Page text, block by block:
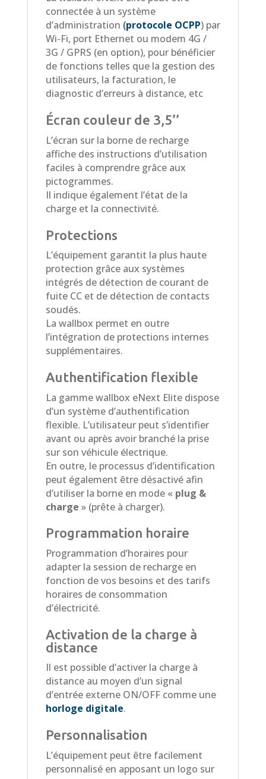
connectée à un système
d’administration (protocole OCPP) par
Wi-Fi, port Ethernet ou modem 4G /
3G / GPRS (en option), pour bénéficier
de fonctions telles que la gestion des
utilisateurs, la facturation, le
diagnostic d’erreurs à distance, etc
Écran couleur de 3,5’’
L’écran sur la borne de recharge
affiche des instructions d’utilisation
faciles à comprendre grâce aux
pictogrammes.
Il indique également l’état de la
charge et la connectivité.
Protections
L’équipement garantit la plus haute
protection grâce aux systèmes
intégrés de détection de courant de
fuite CC et de détection de contacts
soudés.
La wallbox permet en outre
l’intégration de protections internes
supplémentaires.
Authentification flexible
La gamme wallbox eNext Elite dispose
d’un système d’authentification
flexible. L’utilisateur peut s’identifier
avant ou après avoir branché la prise
sur son véhicule électrique.
En outre, le processus d’identification
peut également être désactivé afin
d’utiliser la borne en mode « plug &
charge » (prête à charger).
Programmation horaire
Programmation d’horaires pour
adapter la session de recharge en
fonction de vos besoins et des tarifs
horaires de consommation
d’électricité.
Activation de la charge à
distance
Il est possible d’activer la charge à
distance au moyen d’un signal
d’entrée externe ON/OFF comme une
horloge digitale.
Personnalisation
L’équipement peut être facilement
personnalisé en apposant un logo sur